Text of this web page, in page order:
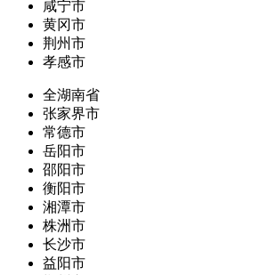
咸宁市
黄冈市
荆州市
孝感市
全湖南省
张家界市
常德市
岳阳市
邵阳市
衡阳市
湘潭市
株洲市
长沙市
益阳市